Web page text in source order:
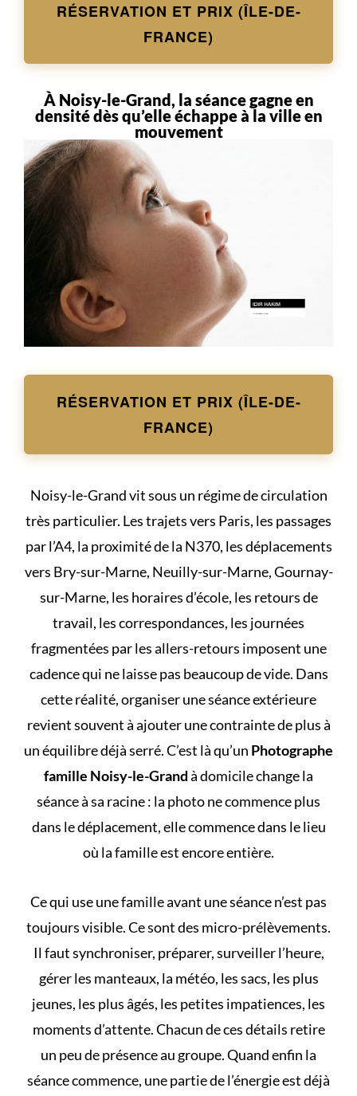
RÉSERVATION ET PRIX (ÎLE-DE-
FRANCE)
À Noisy-le-Grand, la séance gagne en
densité dès qu’elle échappe à la ville en
mouvement
RÉSERVATION ET PRIX (ÎLE-DE-
FRANCE)
Noisy-le-Grand vit sous un régime de circulation
très particulier. Les trajets vers Paris, les passages
par l’A4, la proximité de la N370, les déplacements
vers Bry-sur-Marne, Neuilly-sur-Marne, Gournay-
sur-Marne, les horaires d’école, les retours de
travail, les correspondances, les journées
fragmentées par les allers-retours imposent une
cadence qui ne laisse pas beaucoup de vide. Dans
cette réalité, organiser une séance extérieure
revient souvent à ajouter une contrainte de plus à
un équilibre déjà serré. C’est là qu’un Photographe
famille Noisy-le-Grandà domicile change la
séance à sa racine : la photo ne commence plus
dans le déplacement, elle commence dans le lieu
où la famille est encore entière.
Ce qui use une famille avant une séance n’est pas
toujours visible. Ce sont des micro-prélèvements.
Il faut synchroniser, préparer, surveiller l’heure,
gérer les manteaux, la météo, les sacs, les plus
jeunes, les plus âgés, les petites impatiences, les
moments d’attente. Chacun de ces détails retire
un peu de présence au groupe. Quand enfin la
séance commence, une partie de l’énergie est déjà